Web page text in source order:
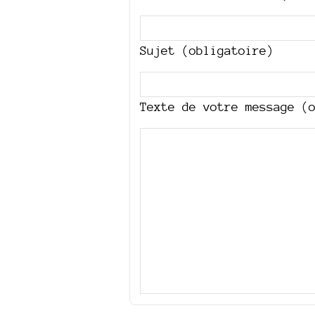
Sujet (obligatoire)
Texte de votre message